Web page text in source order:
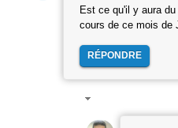
Est ce qu'il y aura
cours de ce mois de
RÉPONDRE